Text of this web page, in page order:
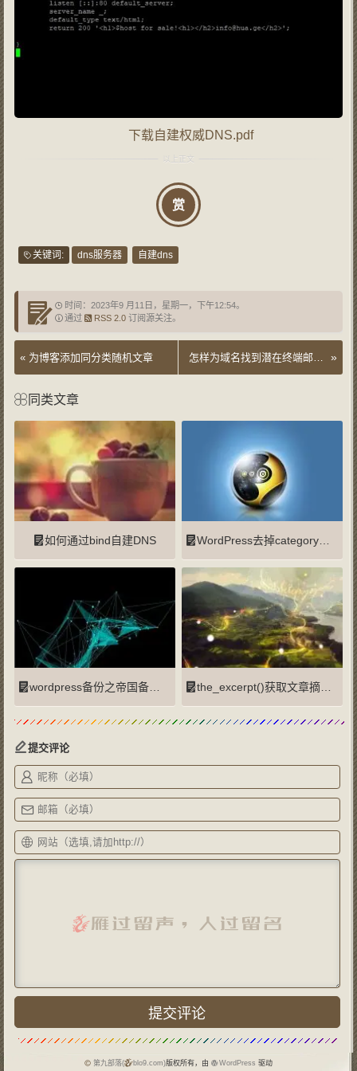
下载自建权威DNS.pdf
赏
关键词: dns服务器 自建dns
时间：2023年9 月11日，星期一，下午12:54。
通过
RSS 2.0订阅源关注。
« 为博客添加同分类随机文章 怎样为域名找到潜在终端邮箱地址 »
提交评论
同类文章
如何通过bind自建DNS WordPress去掉category的3种方法
wordpress备份之帝国备份王 the_excerpt()获取文章摘要去除p标签方法
第九部落( blo9.com)版权所有，由 WordPress 驱动